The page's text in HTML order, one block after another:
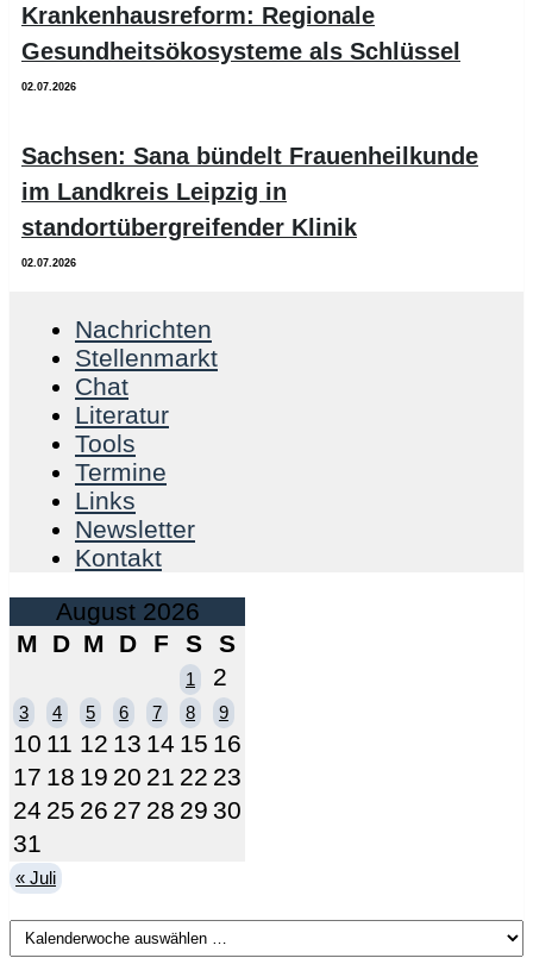
Krankenhausreform: Regionale
Gesundheitsökosysteme als Schlüssel
02.07.2026
Sachsen: Sana bündelt Frauenheilkunde
im Landkreis Leipzig in
standortübergreifender Klinik
02.07.2026
Nachrichten
Stellenmarkt
Chat
Literatur
Tools
Termine
Links
Newsletter
Kontakt
August 2026
M
D M D F S S
1 2
3 4 5 6 7 8 9
10 11 12 13 14 15 16
17 18 19 20 21 22 23
24 25 26 27 28 29 30
31
« Juli